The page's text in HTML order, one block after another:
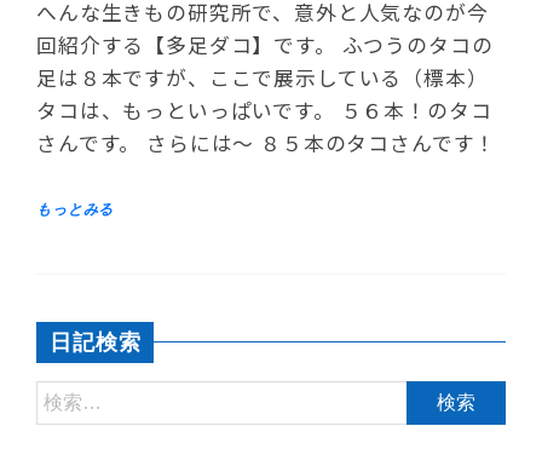
へんな生きもの研究所で、意外と人気なのが今
回紹介する【多足ダコ】です。 ふつうのタコの
足は８本ですが、ここで展示している（標本）
タコは、もっといっぱいです。 ５６本！のタコ
さんです。 さらには～ ８５本のタコさんです！
日記検索